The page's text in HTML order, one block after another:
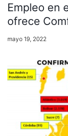
Empleo en
ofrece
mayo 19, 2022